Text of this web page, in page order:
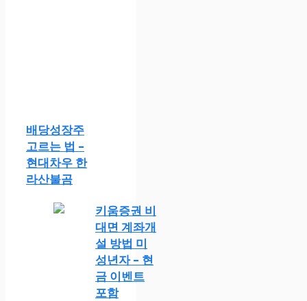
배당성장주
고르는 법 –
현대차우 한
라산불곰
키움증권 비
대면 계좌개
설 방법 미
성년자 – 현
금 이벤트
포함